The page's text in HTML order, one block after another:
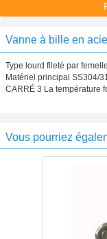
Vanne à bille en
Type lourd fileté par
Matériel principal SS304/
CARRÉ 3 La température
Vous pourriez